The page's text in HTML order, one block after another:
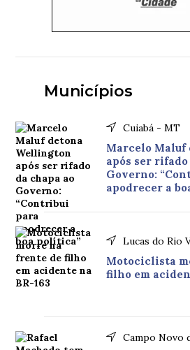
Municípios
Cuiabá - MT
Marcelo
após ser rifado
Governo:
apodrecer a
Lucas do Rio
Motociclista
filho em
Campo Novo